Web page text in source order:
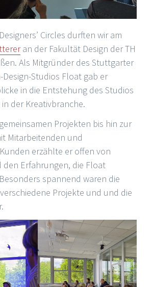
Circles durften wir am
an der Fakultät Design der TH
Als Mitgründer des Stuttgarter
Design-Studios Float gab er
in die Entstehung des Studios
der Kreativbranche.
Projekten bis hin zur
Mitarbeitenden und
erzählte er offen von
den Erfahrungen, die Float
spannend waren die
Projekte und und die